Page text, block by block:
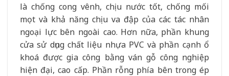
là chống cong vênh, chịu nước tốt, chống mối
mọt và khả năng chịu va đập của các tác nhân
ngoại lực bên ngoài cao. Hơn nữa, phần khung
cửa sử dụng chất liệu nhựa PVC và phần cạnh ổ
khoá được gia công bằng ván gỗ công nghiệp
hiện đại, cao cấp. Phần rỗng phía bên trong ép